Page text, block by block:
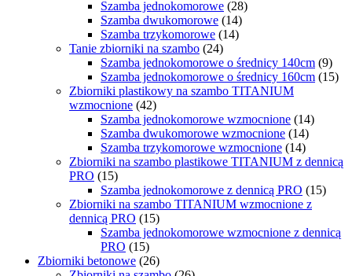
Szamba jednokomorowe (28)
Szamba dwukomorowe (14)
Szamba trzykomorowe (14)
Tanie zbiorniki na szambo (24)
Szamba jednokomorowe o średnicy 140cm (9)
Szamba jednokomorowe o średnicy 160cm (15)
Zbiorniki plastikowy na szambo TITANIUM
wzmocnione (42)
Szamba jednokomorowe wzmocnione (14)
Szamba dwukomorowe wzmocnione (14)
Szamba trzykomorowe wzmocnione (14)
Zbiorniki na szambo plastikowe TITANIUM z dennicą
PRO (15)
Szamba jednokomorowe z dennicą PRO (15)
Zbiorniki na szambo TITANIUM wzmocnione z
dennicą PRO (15)
Szamba jednokomorowe wzmocnione z dennicą
PRO (15)
Zbiorniki betonowe (26)